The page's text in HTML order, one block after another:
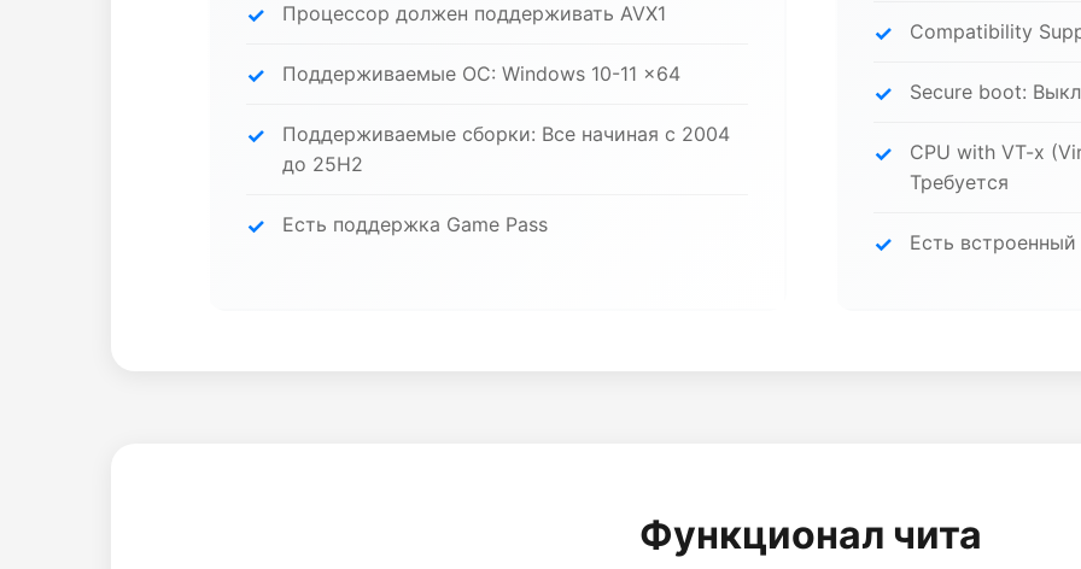
Процессор должен поддерживать AVX1
Поддерживаемые ОС: Windows 10-11 x64
Поддерживаемые сборки: Все начиная с 2004
до 25H2
Есть поддержка Game Pass
Compatibility
Secure boot:
CPU with VT-x
Требуется
Есть
Функционал чита